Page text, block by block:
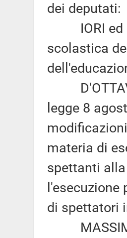
dei deputati:
IORI ed
scolastica
legge 8
materia di
spettanti
di spettatori